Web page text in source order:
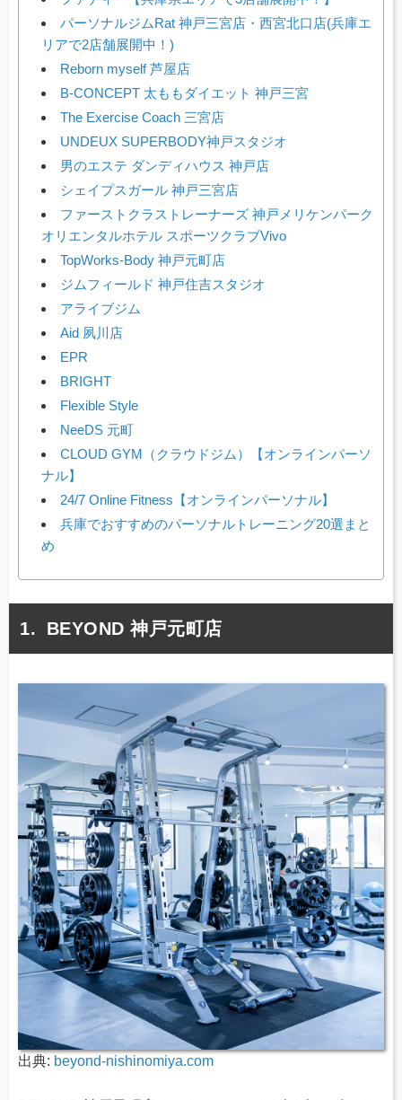
パーソナルジムRat 神戸三宮店・西宮北口店(兵庫エ
リアで2店舗展開中！)
Reborn myself 芦屋店
B-CONCEPT 太ももダイエット 神戸三宮
The Exercise Coach 三宮店
UNDEUX SUPERBODY神戸スタジオ
男のエステ ダンディハウス 神戸店
シェイプスガール 神戸三宮店
ファーストクラストレーナーズ 神戸メリケンパーク
オリエンタルホテル スポーツクラブVivo
TopWorks-Body 神戸元町店
ジムフィールド 神戸住吉スタジオ
アライブジム
Aid 夙川店
EPR
BRIGHT
Flexible Style
NeeDS 元町
CLOUD GYM（クラウドジム）【オンラインパーソ
ナル】
24/7 Online Fitness【オンラインパーソナル】
兵庫でおすすめのパーソナルトレーニング20選まと
め
BEYOND 神戸元町店
出典: beyond-nishinomiya.com